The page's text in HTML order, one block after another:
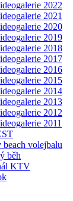
2022
2021
2020
2019
2018
2017
2016
2015
2014
2013
2012
2011
beach volejbalu
běh
KTV